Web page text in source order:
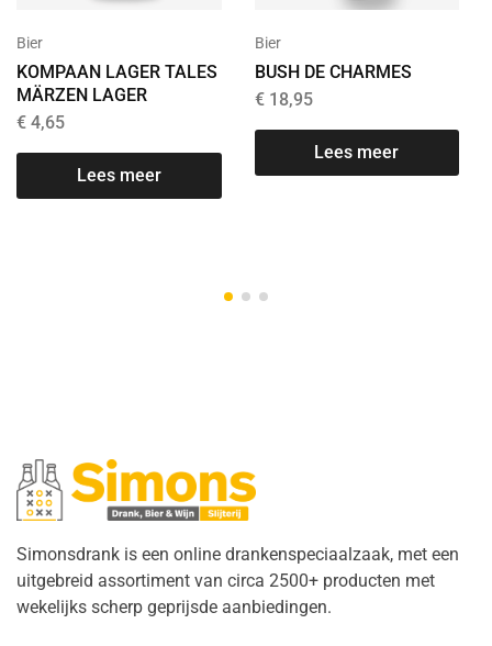
Bier
KOMPAAN LAGER TALES
MÄRZEN LAGER
€ 4,65
Lees meer
Bier
BUSH DE CHARMES
€18,95
Lees meer
Simonsdrank is een online drankenspeciaalzaak, met een
uitgebreid assortiment van circa 2500+ producten met
wekelijks scherp geprijsde aanbiedingen.